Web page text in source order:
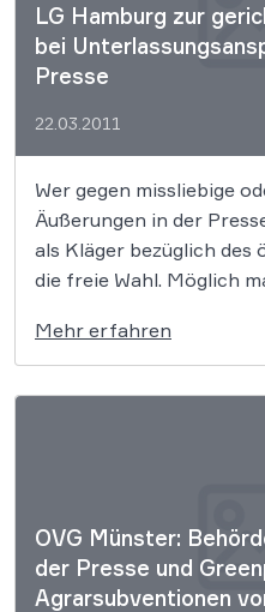
LG Hamburg zur
bei
Presse
22.03.2011
Wer gegen missliebige
Äußerungen in der
als Kläger bezüglich
die freie Wahl. Möglich
Presseorgane hier nicht
hat das Landgericht
Mehr erfahren
OVG Münster:
der Presse und
Agrarsubventionen